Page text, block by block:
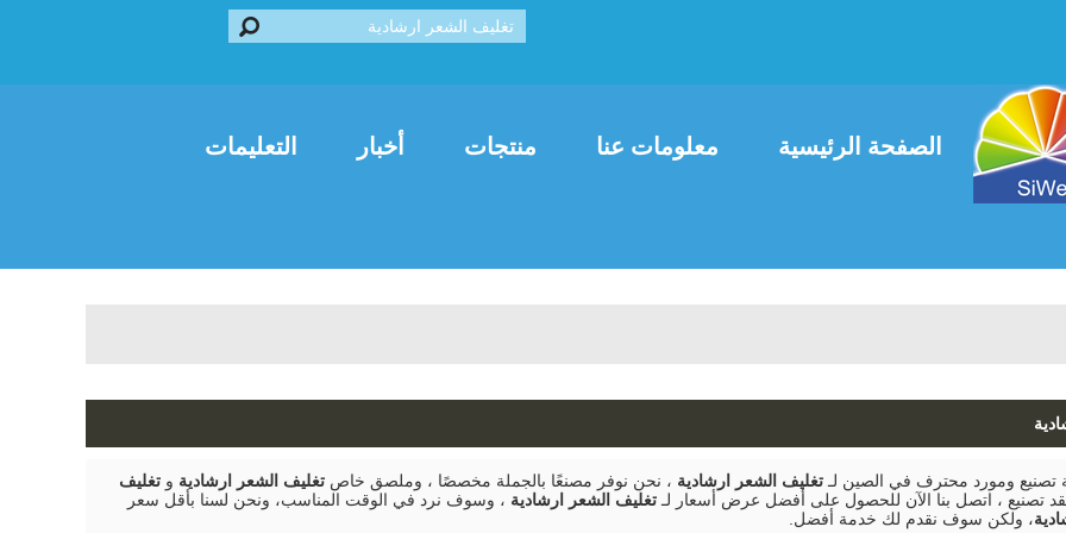
الصفحة الرئيسية معلومات عنا منتجات أخبار التعليمات
اتصل بنا
ومورد محترف في الصين لـ تغليف الشعر ارشادية ، نحن نوفر مصنعًا بالجملة مخصصًا ، وملصق خاص تغليف الشعر ارشادية و تغليف
تصنيع ، اتصل بنا الآن للحصول على أفضل عرض أسعار لـ تغليف الشعر ارشادية ، وسوف نرد في الوقت المناسب، ونحن لسنا بأقل سعر
، ولكن سوف نقدم لك خدمة أفضل.